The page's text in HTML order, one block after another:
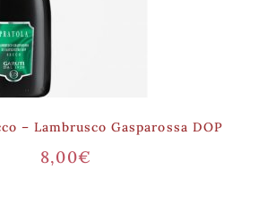
– Lambrusco Gasparossa DOP
8,00€